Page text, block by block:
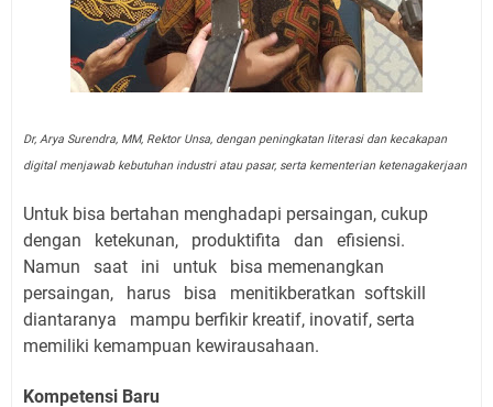
Dr, Arya Surendra, MM, Rektor Unsa, dengan peningkatan literasi dan kecakapan
digital menjawab kebutuhan industri atau pasar, serta kementerian ketenagakerjaan
Untuk bisa bertahan menghadapi persaingan, cukup
dengan ketekunan, produktifita dan efisiensi.
Namun saat ini untuk bisa memenangkan
persaingan, harus bisa menitikberatkan softskill
diantaranya mampu berfikir kreatif, inovatif, serta
memiliki kemampuan kewirausahaan.
Kompetensi Baru